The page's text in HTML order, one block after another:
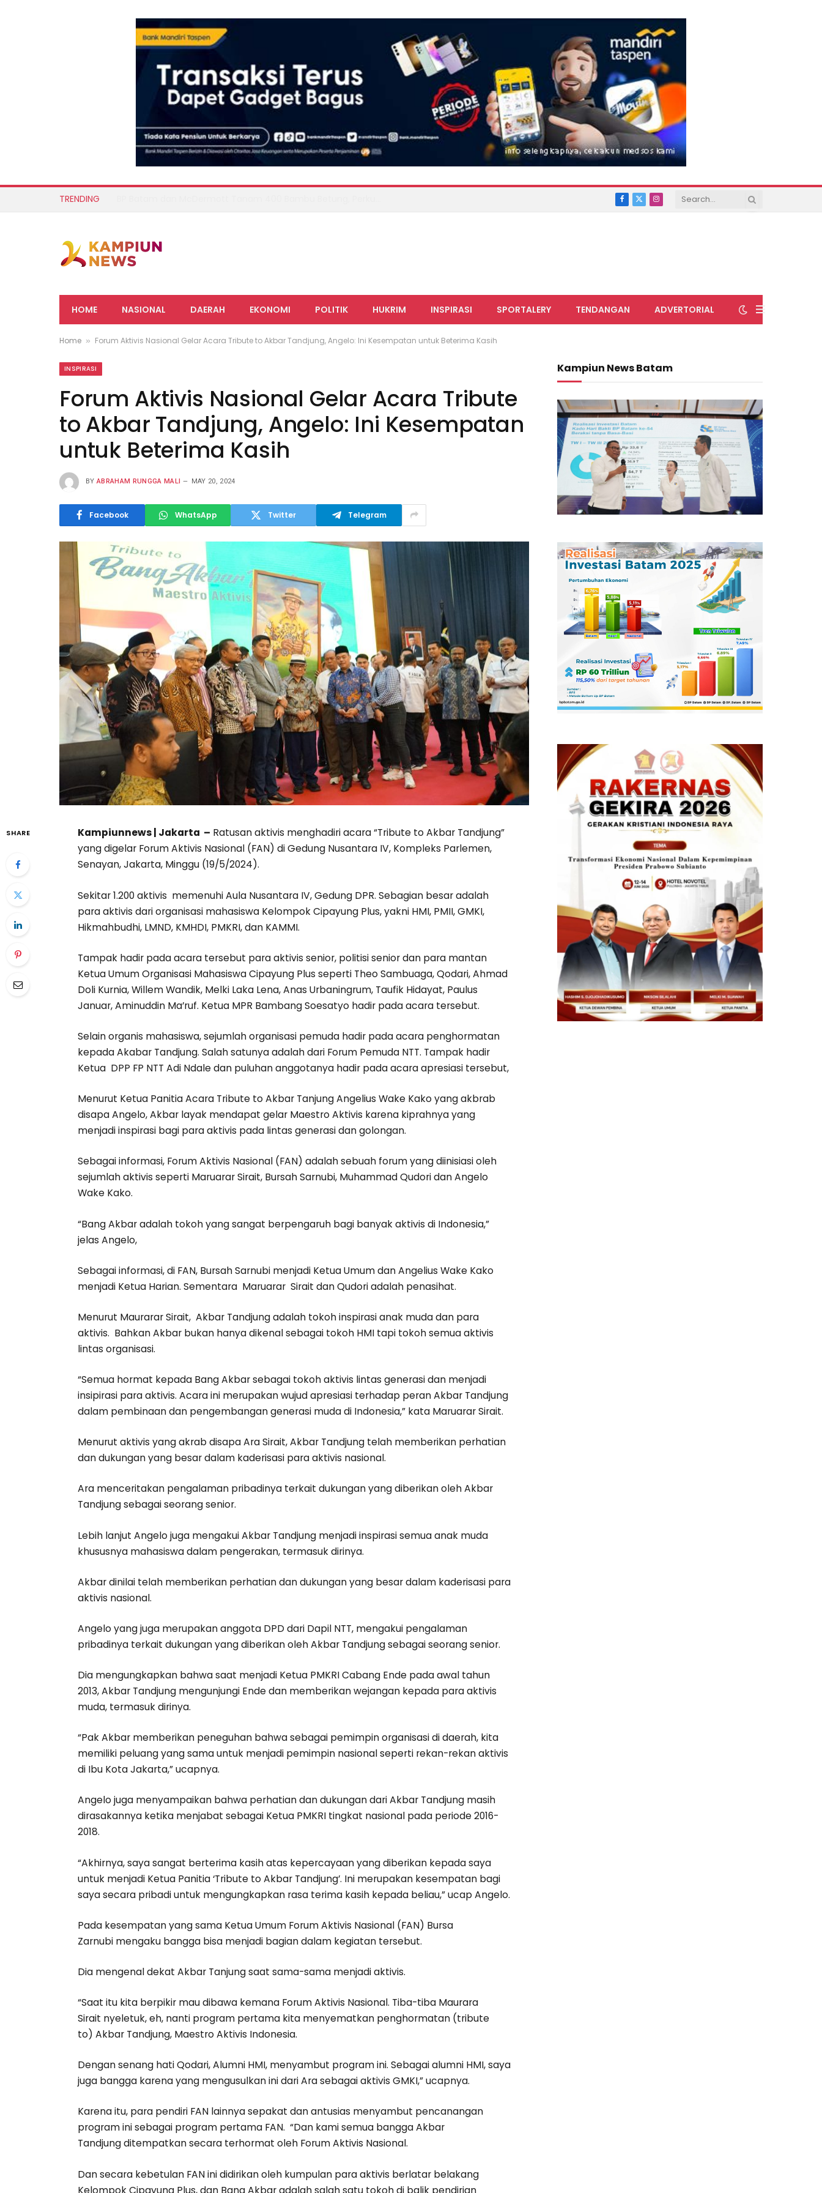
TRENDING Facebook
X
Instagram
HOME NASIONAL DAERAH EKONOMI POLITIK HUKRIM INSPIRASI SPORTALERY TENDANGAN ADVERTORIAL
Home » Forum Aktivis Nasional Gelar Acara Tribute to Akbar Tandjung, Angelo: Ini Kesempatan untuk Beterima Kasih
INSPIRASI
Forum Aktivis Nasional Gelar Acara Tribute
to Akbar Tandjung, Angelo: Ini Kesempatan
untuk Beterima Kasih
BY ABRAHAM RUNGGA MALI MAY 20, 2024
Facebook WhatsApp Twitter Telegram
SHARE Kampiunnews | Jakarta – Ratusan aktivis menghadiri acara “Tribute to Akbar Tandjung”
yang digelar Forum Aktivis Nasional (FAN) di Gedung Nusantara IV, Kompleks Parlemen,
Senayan, Jakarta, Minggu (19/5/2024).
Sekitar 1.200 aktivis memenuhi Aula Nusantara IV, Gedung DPR. Sebagian besar adalah
para aktivis dari organisasi mahasiswa Kelompok Cipayung Plus, yakni HMI, PMII, GMKI,
Hikmahbudhi, LMND, KMHDI, PMKRI, dan KAMMI.
Tampak hadir pada acara tersebut para aktivis senior, politisi senior dan para mantan
Ketua Umum Organisasi Mahasiswa Cipayung Plus seperti Theo Sambuaga, Qodari, Ahmad
Doli Kurnia, Willem Wandik, Melki Laka Lena, Anas Urbaningrum, Taufik Hidayat, Paulus
Januar, Aminuddin Ma’ruf. Ketua MPR Bambang Soesatyo hadir pada acara tersebut.
Selain organis mahasiswa, sejumlah organisasi pemuda hadir pada acara penghormatan
kepada Akabar Tandjung. Salah satunya adalah dari Forum Pemuda NTT. Tampak hadir
Ketua DPP FP NTT Adi Ndale dan puluhan anggotanya hadir pada acara apresiasi tersebut,
Menurut Ketua Panitia Acara Tribute to Akbar Tanjung Angelius Wake Kako yang akbrab
disapa Angelo, Akbar layak mendapat gelar Maestro Aktivis karena kiprahnya yang
menjadi inspirasi bagi para aktivis pada lintas generasi dan golongan.
Sebagai informasi, Forum Aktivis Nasional (FAN) adalah sebuah forum yang diinisiasi oleh
sejumlah aktivis seperti Maruarar Sirait, Bursah Sarnubi, Muhammad Qudori dan Angelo
Wake Kako.
“Bang Akbar adalah tokoh yang sangat berpengaruh bagi banyak aktivis di Indonesia,”
jelas Angelo,
Sebagai informasi, di FAN, Bursah Sarnubi menjadi Ketua Umum dan Angelius Wake Kako
menjadi Ketua Harian. Sementara Maruarar Sirait dan Qudori adalah penasihat.
Menurut Maurarar Sirait, Akbar Tandjung adalah tokoh inspirasi anak muda dan para
aktivis. Bahkan Akbar bukan hanya dikenal sebagai tokoh HMI tapi tokoh semua aktivis
lintas organisasi.
“Semua hormat kepada Bang Akbar sebagai tokoh aktivis lintas generasi dan menjadi
insipirasi para aktivis. Acara ini merupakan wujud apresiasi terhadap peran Akbar Tandjung
dalam pembinaan dan pengembangan generasi muda di Indonesia,” kata Maruarar Sirait.
Menurut aktivis yang akrab disapa Ara Sirait, Akbar Tandjung telah memberikan perhatian
dan dukungan yang besar dalam kaderisasi para aktivis nasional.
Ara menceritakan pengalaman pribadinya terkait dukungan yang diberikan oleh Akbar
Tandjung sebagai seorang senior.
Lebih lanjut Angelo juga mengakui Akbar Tandjung menjadi inspirasi semua anak muda
khususnya mahasiswa dalam pengerakan, termasuk dirinya.
Akbar dinilai telah memberikan perhatian dan dukungan yang besar dalam kaderisasi para
aktivis nasional.
Angelo yang juga merupakan anggota DPD dari Dapil NTT, mengakui pengalaman
pribadinya terkait dukungan yang diberikan oleh Akbar Tandjung sebagai seorang senior.
Dia mengungkapkan bahwa saat menjadi Ketua PMKRI Cabang Ende pada awal tahun
2013, Akbar Tandjung mengunjungi Ende dan memberikan wejangan kepada para aktivis
muda, termasuk dirinya.
“Pak Akbar memberikan peneguhan bahwa sebagai pemimpin organisasi di daerah, kita
memiliki peluang yang sama untuk menjadi pemimpin nasional seperti rekan-rekan aktivis
di Ibu Kota Jakarta,” ucapnya.
Angelo juga menyampaikan bahwa perhatian dan dukungan dari Akbar Tandjung masih
dirasakannya ketika menjabat sebagai Ketua PMKRI tingkat nasional pada periode 2016-
2018.
“Akhirnya, saya sangat berterima kasih atas kepercayaan yang diberikan kepada saya
untuk menjadi Ketua Panitia ‘Tribute to Akbar Tandjung’. Ini merupakan kesempatan bagi
saya secara pribadi untuk mengungkapkan rasa terima kasih kepada beliau,” ucap Angelo.
Pada kesempatan yang sama Ketua Umum Forum Aktivis Nasional (FAN) Bursa
Zarnubi mengaku bangga bisa menjadi bagian dalam kegiatan tersebut.
Dia mengenal dekat Akbar Tanjung saat sama-sama menjadi aktivis.
“Saat itu kita berpikir mau dibawa kemana Forum Aktivis Nasional. Tiba-tiba Maurara
Sirait nyeletuk, eh, nanti program pertama kita menyematkan penghormatan (tribute
to) Akbar Tandjung, Maestro Aktivis Indonesia.
Dengan senang hati Qodari, Alumni HMI, menyambut program ini. Sebagai alumni HMI, saya
juga bangga karena yang mengusulkan ini dari Ara sebagai aktivis GMKI,” ucapnya.
Karena itu, para pendiri FAN lainnya sepakat dan antusias menyambut pencanangan
program ini sebagai program pertama FAN. “Dan kami semua bangga Akbar
Tandjung ditempatkan secara terhormat oleh Forum Aktivis Nasional.
Dan secara kebetulan FAN ini didirikan oleh kumpulan para aktivis berlatar belakang
Kelompok Cipayung Plus, dan Bang Akbar adalah salah satu tokoh di balik pendirian
Kampiun News Batam